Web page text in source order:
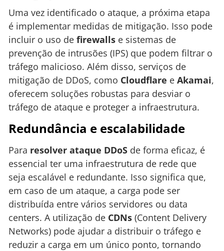
Uma vez identificado o ataque, a próxima etapa
é implementar medidas de mitigação. Isso pode
incluir o uso de firewalls e sistemas de
prevenção de intrusões (IPS) que podem filtrar o
tráfego malicioso. Além disso, serviços de
mitigação de DDoS, como Cloudflare e Akamai,
oferecem soluções robustas para desviar o
tráfego de ataque e proteger a infraestrutura.
Redundância e escalabilidade
Para resolver ataque DDoS de forma eficaz, é
essencial ter uma infraestrutura de rede que
seja escalável e redundante. Isso significa que,
em caso de um ataque, a carga pode ser
distribuída entre vários servidores ou data
centers. A utilização de CDNs (Content Delivery
Networks) pode ajudar a distribuir o tráfego e
reduzir a carga em um único ponto, tornando